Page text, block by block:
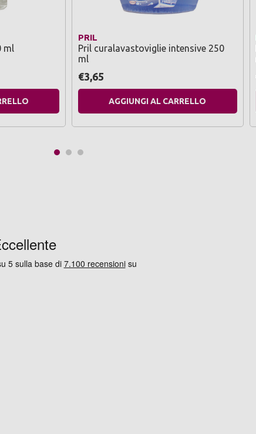
ml
PRIL
Pril curalavastoviglie intensive 250
ml
€3,65
AGGIUNGI AL CARRELLO